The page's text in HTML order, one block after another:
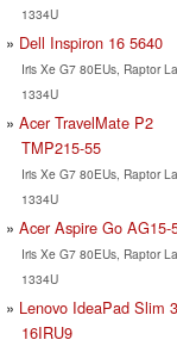
1334U
Dell Inspiron 16 5640
Iris Xe G7 80EUs, Raptor
1334U
Acer TravelMate P2
TMP215-55
Iris Xe G7 80EUs, Raptor
1334U
Acer Aspire Go AG15-
Iris Xe G7 80EUs, Raptor
1334U
Lenovo IdeaPad Slim 3
16IRU9